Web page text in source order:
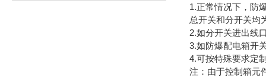
1.正常情况下，防
总开关和分开关均
2.如分开关进出线
3.如防爆配电箱开
4.可按特殊要求定
注：由于控制箱元